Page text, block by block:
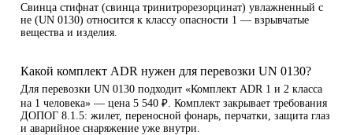
Свинца стифнат (свинца тринитрорезорцинат) увлажненный с
не (UN 0130) относится к классу опасности 1 — взрывчатые
вещества и изделия.
Какой комплект ADR нужен для перевозки UN 0130?
Для перевозки UN 0130 подходит «Комплект ADR 1 и 2 класса
на 1 человека» — цена 5 540 ₽. Комплект закрывает требования
ДОПОГ 8.1.5: жилет, переносной фонарь, перчатки, защита глаз
и аварийное снаряжение уже внутри.